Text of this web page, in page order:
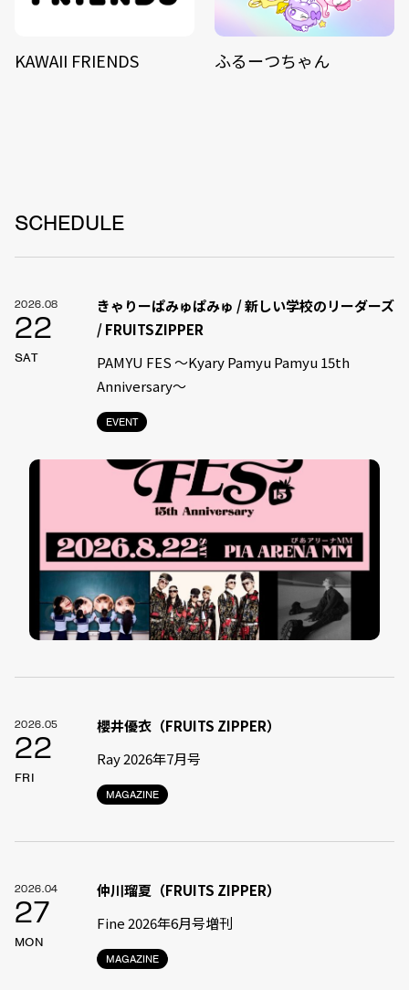
KAWAII FRIENDS ふるーつちゃん
SCHEDULE
2026.08
22
SAT
EVENT
きゃりーぱみゅぱみゅ / 新しい学校のリーダーズ
/ FRUITSZIPPER
PAMYU FES 〜Kyary Pamyu Pamyu 15th
Anniversary〜
2026.05
22
FRI
MAGAZINE
櫻井優衣（FRUITS ZIPPER）
Ray 2026年7月号
2026.04
27
MON
MAGAZINE
仲川瑠夏（FRUITS ZIPPER）
Fine 2026年6月号増刊